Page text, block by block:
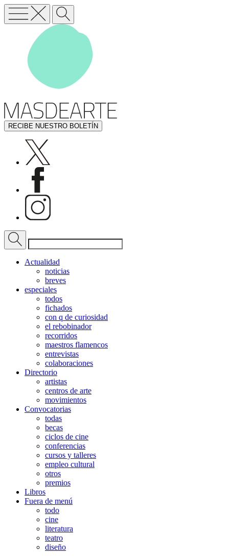
RECIBE NUESTRO BOLETÍN
Actualidad
noticias
breves
especiales
todos
fichados
con q de curiosidad
el rebobinador
recorridos
maestros flamencos
entrevistas
colaboraciones
Directorio
artistas
centros de arte
movimientos
Convocatorias
todas
becas
ciclos de cine
conferencias
cursos y talleres
empleo cultural
otros
premios
Libros
Fuera de menú
todo
cine
literatura
teatro
diseño